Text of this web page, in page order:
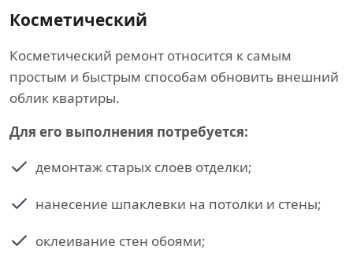
Косметический
Косметический ремонт относится к самым
простым и быстрым способам обновить внешний
облик квартиры.
Для его выполнения потребуется:
демонтаж старых слоев отделки;
нанесение шпаклевки на потолки и стены;
оклеивание стен обоями;